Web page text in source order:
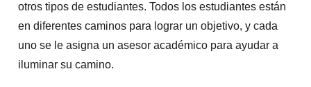
otros tipos de estudiantes. Todos los estudiantes están
en diferentes caminos para lograr un objetivo, y cada
uno se le asigna un asesor académico para ayudar a
iluminar su camino.